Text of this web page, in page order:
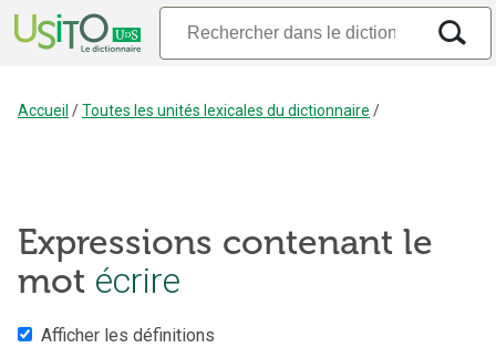
Accueil /Toutes les unités lexicales du dictionnaire /
Expressions contenant le
mot écrire
Afficher les définitions